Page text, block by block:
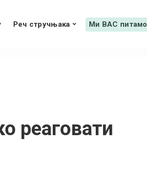
Реч стручњака Ми ВАС питамо
реаговати